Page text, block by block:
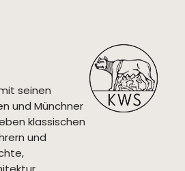
seinen
und Münchner
klassischen
und